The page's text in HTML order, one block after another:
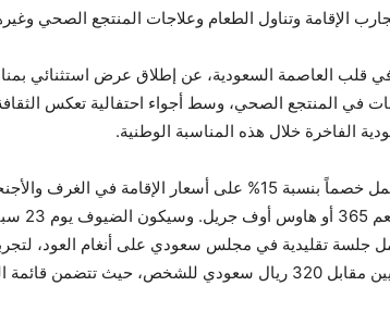
قلب العاصمة السعودية، عن إطلاق عرض استثنائي
في المنتجع الصحي، وسط أجواء احتفالية تعكس
الفاخرة خلال هذه المناسبة الوطنية.
يتوفر العرض بين 19 و28 سبتمبر الجاري، ويشمل خصماً بنسبة
إحدى
خاص بالمناسبة من إعداد أمهر الطهاة السعوديين مقابل 320